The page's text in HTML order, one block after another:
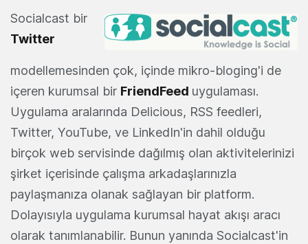
Socialcast bir
Twitter
modellemesinden çok, içinde mikro-bloging'i de
içeren kurumsal bir FriendFeed uygulaması.
Uygulama aralarında Delicious, RSS feedleri,
Twitter, YouTube, ve LinkedIn'in dahil olduğu
birçok web servisinde dağılmış olan aktivitelerinizi
şirket içerisinde çalışma arkadaşlarınızla
paylaşmanıza olanak sağlayan bir platform.
Dolayısıyla uygulama kurumsal hayat akışı aracı
olarak tanımlanabilir. Bunun yanında Socialcast'in